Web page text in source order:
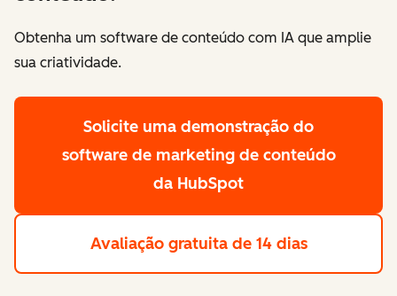
Obtenha um software de conteúdo com IA que amplie
sua criatividade.
Solicite uma demonstração do
software de marketing de conteúdo
da HubSpot
Avaliação gratuita de 14 dias